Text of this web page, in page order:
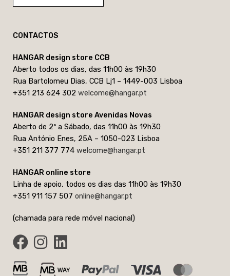
CONTACTOS
HANGAR design store CCB
Aberto todos os dias, das 11h00 às 19h30
Rua Bartolomeu Dias, CCB Lj1 – 1449-003 Lisboa
+351 213 624 302 welcome@hangar.pt
HANGAR design store Avenidas Novas
Aberto de 2ª a Sábado, das 11h00 às 19h30
Rua António Enes, 25A – 1050-023 Lisboa
+351 211 377 774 welcome@hangar.pt
HANGAR online store
Linha de apoio, todos os dias das 11h00 às 19h30
+351 911 157 507 online@hangar.pt
(chamada para rede móvel nacional)